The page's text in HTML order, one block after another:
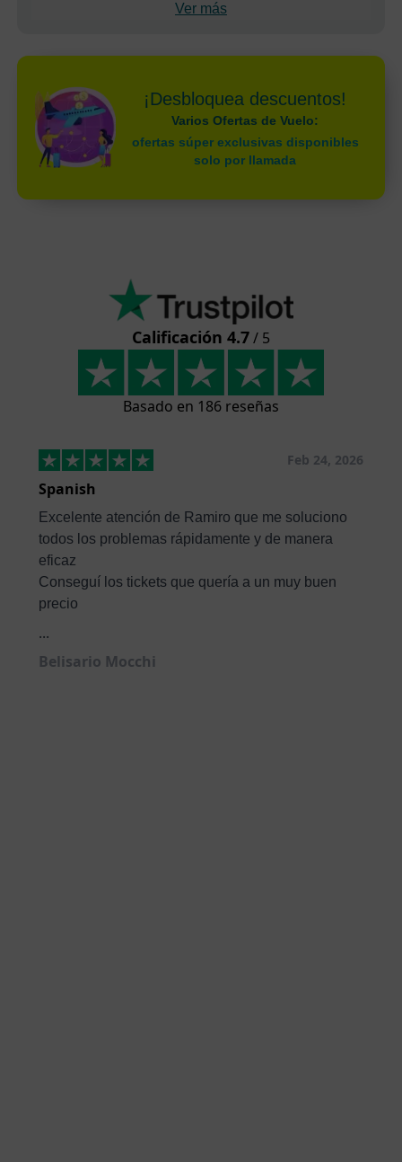
Ver más
¡Desbloquea descuentos!
Varios Ofertas de Vuelo:
ofertas súper exclusivas disponibles
solo por llamada
Calificación 4.7/ 5
Basado en 186 reseñas
Feb 24, 2026
Spanish
Excelente atención de Ramiro que me soluciono
todos los problemas rápidamente y de manera
eficaz
Conseguí los tickets que quería a un muy buen
precio
...
Belisario Mocchi